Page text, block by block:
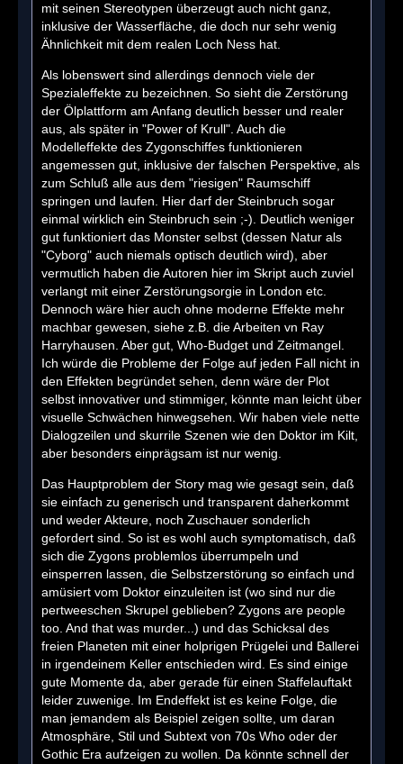
mit seinen Stereotypen überzeugt auch nicht ganz,
inklusive der Wasserfläche, die doch nur sehr wenig
Ähnlichkeit mit dem realen Loch Ness hat.
Als lobenswert sind allerdings dennoch viele der
Spezialeffekte zu bezeichnen. So sieht die Zerstörung
der Ölplattform am Anfang deutlich besser und realer
aus, als später in "Power of Krull". Auch die
Modelleffekte des Zygonschiffes funktionieren
angemessen gut, inklusive der falschen Perspektive, als
zum Schluß alle aus dem "riesigen" Raumschiff
springen und laufen. Hier darf der Steinbruch sogar
einmal wirklich ein Steinbruch sein ;-). Deutlich weniger
gut funktioniert das Monster selbst (dessen Natur als
"Cyborg" auch niemals optisch deutlich wird), aber
vermutlich haben die Autoren hier im Skript auch zuviel
verlangt mit einer Zerstörungsorgie in London etc.
Dennoch wäre hier auch ohne moderne Effekte mehr
machbar gewesen, siehe z.B. die Arbeiten vn Ray
Harryhausen. Aber gut, Who-Budget und Zeitmangel.
Ich würde die Probleme der Folge auf jeden Fall nicht in
den Effekten begründet sehen, denn wäre der Plot
selbst innovativer und stimmiger, könnte man leicht über
visuelle Schwächen hinwegsehen. Wir haben viele nette
Dialogzeilen und skurrile Szenen wie den Doktor im Kilt,
aber besonders einprägsam ist nur wenig.
Das Hauptproblem der Story mag wie gesagt sein, daß
sie einfach zu generisch und transparent daherkommt
und weder Akteure, noch Zuschauer sonderlich
gefordert sind. So ist es wohl auch symptomatisch, daß
sich die Zygons problemlos überrumpeln und
einsperren lassen, die Selbstzerstörung so einfach und
amüsiert vom Doktor einzuleiten ist (wo sind nur die
pertweeschen Skrupel geblieben? Zygons are people
too. And that was murder...) und das Schicksal des
freien Planeten mit einer holprigen Prügelei und Ballerei
in irgendeinem Keller entschieden wird. Es sind einige
gute Momente da, aber gerade für einen Staffelauftakt
leider zuwenige. Im Endeffekt ist es keine Folge, die
man jemandem als Beispiel zeigen sollte, um daran
Atmosphäre, Stil und Subtext von 70s Who oder der
Gothic Era aufzeigen zu wollen. Da könnte schnell der